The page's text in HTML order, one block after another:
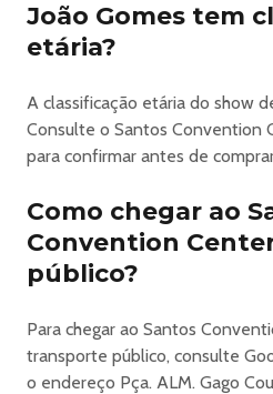
João Gomes tem
etária?
A classificação etária do show
Consulte o Santos Convention
para confirmar antes de
Como chegar ao
Convention
público?
Para chegar ao Santos
transporte público, consulte
o endereço Pça. ALM. Gago